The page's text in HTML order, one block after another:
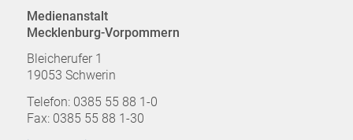
Medienanstalt
Mecklenburg-Vorpommern
Bleicherufer 1
19053 Schwerin
Telefon: 0385 55 88 1-0
Fax: 0385 55 88 1-30